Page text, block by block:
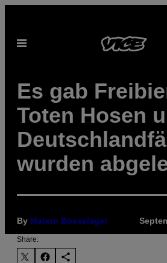
content
Open
Es gab
Toten Hosen
wurden
By Matern Boeselager
Share: